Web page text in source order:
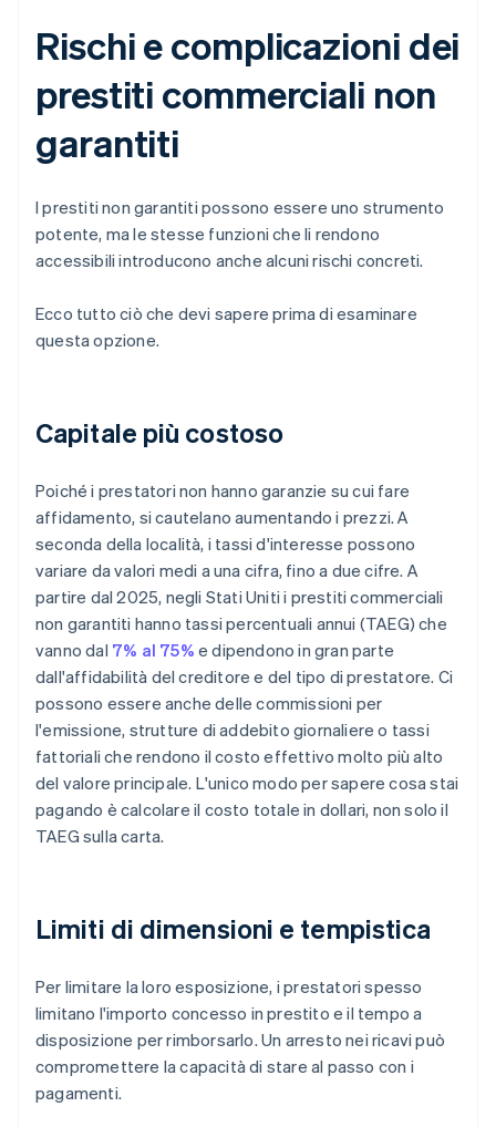
Rischi e complicazioni dei
prestiti commerciali non
garantiti
I prestiti non garantiti possono essere uno strumento
potente, ma le stesse funzioni che li rendono
accessibili introducono anche alcuni rischi concreti.
Ecco tutto ciò che devi sapere prima di esaminare
questa opzione.
Capitale più costoso
Poiché i prestatori non hanno garanzie su cui fare
affidamento, si cautelano aumentando i prezzi. A
seconda della località, i tassi d'interesse possono
variare da valori medi a una cifra, fino a due cifre. A
partire dal 2025, negli Stati Uniti i prestiti commerciali
non garantiti hanno tassi percentuali annui (TAEG) che
vanno dal 7% al 75% e dipendono in gran parte
dall'affidabilità del creditore e del tipo di prestatore. Ci
possono essere anche delle commissioni per
l'emissione, strutture di addebito giornaliere o tassi
fattoriali che rendono il costo effettivo molto più alto
del valore principale. L'unico modo per sapere cosa stai
pagando è calcolare il costo totale in dollari, non solo il
TAEG sulla carta.
Limiti di dimensioni e tempistica
Per limitare la loro esposizione, i prestatori spesso
limitano l'importo concesso in prestito e il tempo a
disposizione per rimborsarlo. Un arresto nei ricavi può
compromettere la capacità di stare al passo con i
pagamenti.